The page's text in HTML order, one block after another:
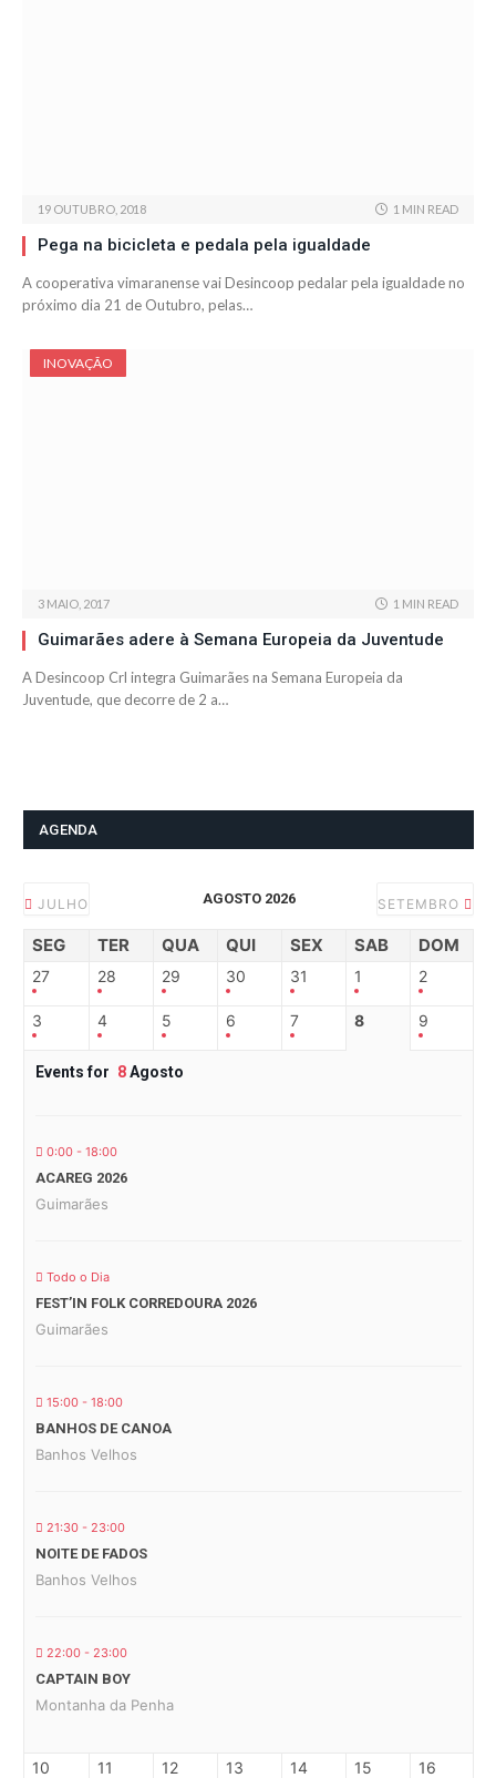
19 OUTUBRO, 2018 1 MIN READ
Pega na bicicleta e pedala pela igualdade
A cooperativa vimaranense vai Desincoop pedalar pela igualdade no
próximo dia 21 de Outubro, pelas…
INOVAÇÃO
3 MAIO, 2017 1 MIN READ
Guimarães adere à Semana Europeia da Juventude
A Desincoop Crl integra Guimarães na Semana Europeia da
Juventude, que decorre de 2 a…
AGENDA
JULHO AGOSTO 2026 SETEMBRO
SEG TER QUA QUI SEX SAB DOM
27 28 29 30 31 1 2
3 4 5 6 7 8 9
Events for 8Agosto
0:00 - 18:00
ACAREG 2026
Guimarães
Todo o Dia
FEST’IN FOLK CORREDOURA 2026
Guimarães
15:00 - 18:00
BANHOS DE CANOA
Banhos Velhos
21:30 - 23:00
NOITE DE FADOS
Banhos Velhos
22:00 - 23:00
CAPTAIN BOY
Montanha da Penha
10 11 12 13 14 15 16